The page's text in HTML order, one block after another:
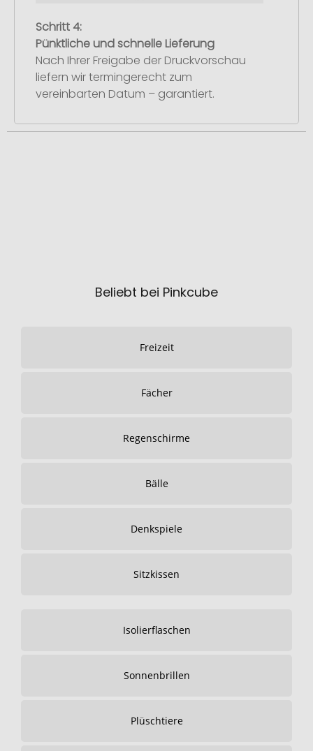
Schritt 4:
Pünktliche und schnelle Lieferung
Nach Ihrer Freigabe der Druckvorschau
liefern wir termingerecht zum
vereinbarten Datum – garantiert.
Beliebt bei Pinkcube
Freizeit
Fächer
Regenschirme
Bälle
Denkspiele
Sitzkissen
Isolierflaschen
Sonnenbrillen
Plüschtiere